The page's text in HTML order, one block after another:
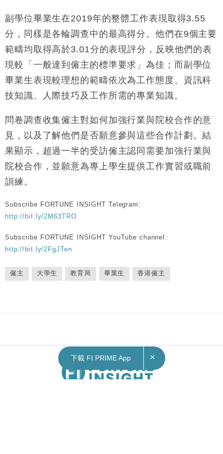
副學位畢業生在2019年的整體工作表現取得3.55
分，同樣是各輪調查中的最高得分。他們在9個主要
範疇均取得高於3.01分的表現評分，反映他們的表
現較「一般達到僱主的標準要求」為佳；而副學位
畢業生表現較理想的範疇依次為工作態度、資訊科
技知識、人際技巧及工作所需的專業知識。
問卷調查收集僱主對如何加強行業與院校合作的意
見，以及了解他們是否願意參與這些合作計劃。結
果顯示，超過一半的受訪僱主認同需要加強行業與
院校合作，並願意為專上學生提供工作實習或職前
訓練。
Subscribe FORTUNE INSIGHT Telegram:
http://bit.ly/2M63TRO
Subscribe FORTUNE INSIGHT YouTube channel:
http://bit.ly/2FgJTen
僱主 大學生 教育局 畢業生 香港僱主
下載 FI PRIME App ×